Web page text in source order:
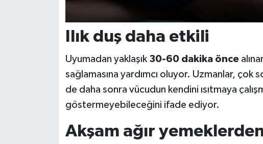
Ilık duş daha etkili
Uyumadan yaklaşık 30-60 dakika önce
sağlamasına yardımcı oluyor. Uzmanlar, çok
de daha sonra vücudun kendini ısıtmaya
göstermeyebileceğini ifade ediyor.
Akşam ağır yemeklerden